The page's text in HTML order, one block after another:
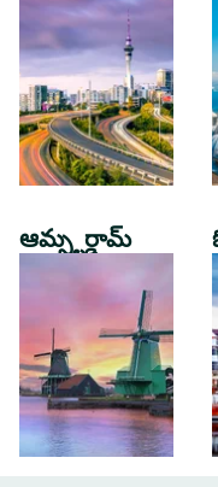
ఆమ్స్టర్డామ్